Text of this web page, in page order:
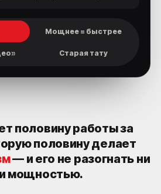
Мощнее = быстрее
Старая тату
половину работы за
половину делает
— и его не разогнать ни
мощностью.